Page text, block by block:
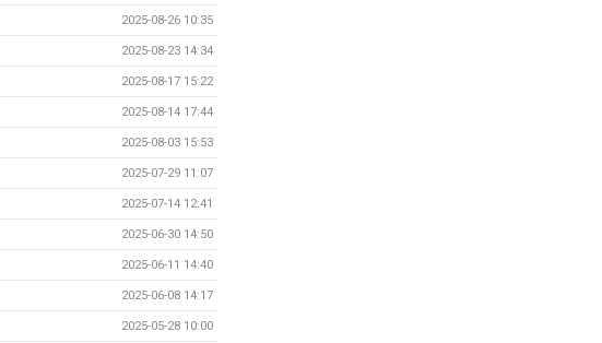
2025-08-26 10:35
2025-08-23 14:34
2025-08-17 15:22
2025-08-14 17:44
2025-08-03 15:53
2025-07-29 11:07
2025-07-14 12:41
2025-06-30 14:50
2025-06-11 14:40
2025-06-08 14:17
2025-05-28 10:00